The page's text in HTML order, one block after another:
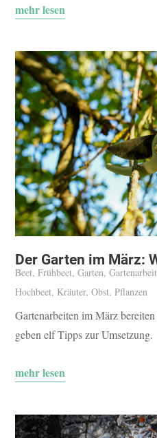
mehr lesen
Der Garten im März:
Beet,Frühbeet,Garten,Gartenarbeit
Hochbeet, Kräuter,Obst,Pflanzen
Gartenarbeiten im März
geben elf Tipps zur Umsetzung.
mehr lesen